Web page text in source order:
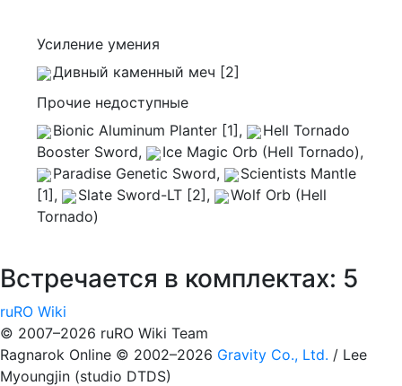
Усиление умения
Дивный каменный меч [2]
Прочие недоступные
Bionic Aluminum Planter [1] ,
Hell Tornado
Booster Sword, Ice Magic Orb (Hell Tornado),
Paradise Genetic Sword,
Scientists Mantle
[1] , Slate Sword-LT [2] ,
Wolf Orb (Hell
Tornado)
Встречается в комплектах: 5
ruRO Wiki
© 2007–2026 ruRO Wiki Team
Ragnarok Online © 2002–2026 Gravity Co., Ltd. / Lee
Myoungjin (studio DTDS)